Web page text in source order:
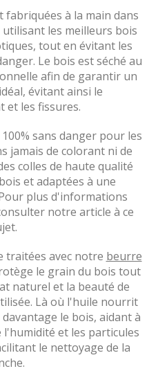
à la main dans
les meilleurs bois
tout en évitant les
Le bois est séché au
afin de garantir un
évitant ainsi le
et les fissures.
sans danger pour les
jamais de colorant ni de
colles de haute qualité
et adaptées à une
plus d'informations
notre article à ce
traitées avec notre beurre
le grain du bois tout
naturel et la beauté de
Là où l'huile nourrit
le bois, aidant à
et les particules
le nettoyage de la